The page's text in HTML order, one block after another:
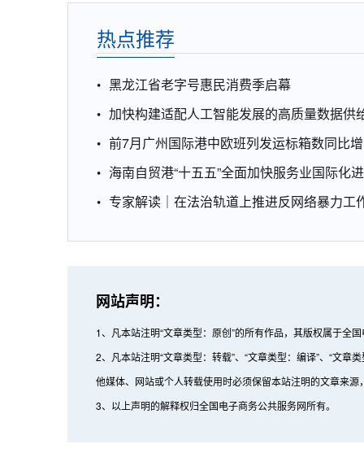
热点推荐
黑龙江省老字号惠民消费季启幕
加快构建适配人工智能发展的高质量数据供
前7月广州国际港中欧班列发运标箱数同比
海南自贸港“十五五”全面加快服务业国际化
专家解读｜在法治轨道上推进反网络暴力工
网站声明：
1、凡本站注明“文章类型：原创”的所有作品，其版权属于全
2、凡本站注明“文章类型：转载”、“文章类型：编译”、“文
他媒体、网站或个人转载使用时必须保留本站注明的文章来源
3、以上声明的解释权归全国电子商务公共服务网所有。